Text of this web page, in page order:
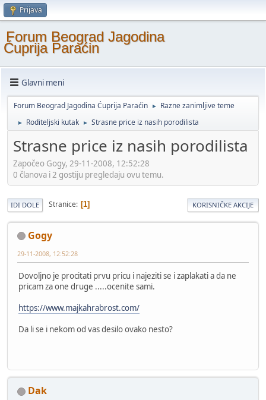
Prijava
Forum Beograd Jagodina
Ćuprija Paraćin
Glavni meni
Forum Beograd Jagodina Ćuprija Paraćin ► Razne zanimljive teme
► Roditeljski kutak ► Strasne price iz nasih porodilista
Strasne price iz nasih porodilista
Započeo Gogy, 29-11-2008, 12:52:28
0 članova i 2 gostiju pregledaju ovu temu.
IDI DOLE Stranice 1 KORISNIČKE AKCIJE
Gogy
29-11-2008, 12:52:28
Dovoljno je procitati prvu pricu i najeziti se i zaplakati a da ne
pricam za one druge .....ocenite sami.
https://www.majkahrabrost.com/
Da li se i nekom od vas desilo ovako nesto?
Dak